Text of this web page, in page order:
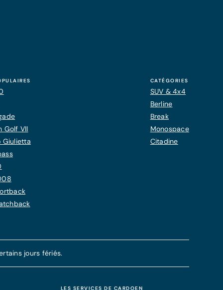
Golf VII
Giulietta
CATÉGORIES
SUV & 4x4
Berline
Break
Monospace
Citadine
jours fériés.
LES SERVICES DE CARDOEN